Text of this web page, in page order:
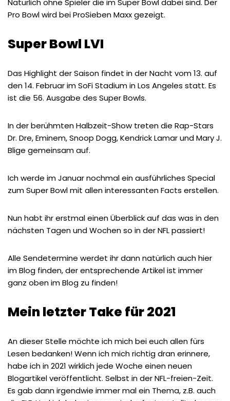
Natürlich ohne Spieler die im Super Bowl dabei sind. Der
Pro Bowl wird bei ProSieben Maxx gezeigt.
Super Bowl LVI
Das Highlight der Saison findet in der Nacht vom 13. auf
den 14. Februar im SoFi Stadium in Los Angeles statt. Es
ist die 56. Ausgabe des Super Bowls.
In der berühmten Halbzeit-Show treten die Rap-Stars
Dr. Dre, Eminem, Snoop Dogg, Kendrick Lamar und Mary J.
Blige gemeinsam auf.
Ich werde im Januar nochmal ein ausführliches Special
zum Super Bowl mit allen interessanten Facts erstellen.
Nun habt ihr erstmal einen Überblick auf das was in den
nächsten Tagen und Wochen so in der NFL passiert!
Alle Sendetermine werdet ihr dann natürlich auch hier
im Blog finden, der entsprechende Artikel ist immer
ganz oben im Blog zu finden!
Mein letzter Take für 2021
An dieser Stelle möchte ich mich bei euch allen fürs
Lesen bedanken! Wenn ich mich richtig dran erinnere,
habe ich in 2021 wirklich jede Woche einen neuen
Blogartikel veröffentlicht. Selbst in der NFL-freien-Zeit.
Es gab dann irgendwie immer mal ein Thema, z.B. auch